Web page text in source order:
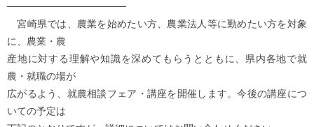
─────────────────
宮崎県では、農業を始めたい方、農業法人等に勤めたい方を対象
に、農業・農
産地に対する理解や知識を深めてもらうとともに、県内各地で就
農・就職の場が
広がるよう、就農相談フェア・講座を開催します。今後の講座につ
いての予定は